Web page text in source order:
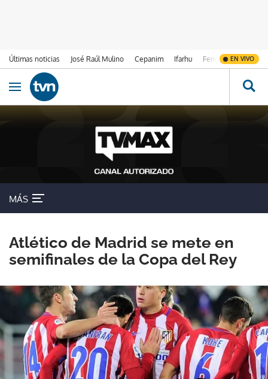
Últimas noticias José Raúl Mulino Cepanim Ifarhu Fenómeno de El
EN VIVO
Ir al contenido
Obrir navegació
MÁS
Atlético de Madrid se mete en
semifinales de la Copa del Rey